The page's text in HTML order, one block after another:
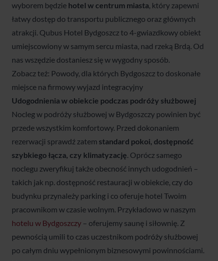
wyborem będzie hotel w centrum miasta, który zapewni
łatwy dostęp do transportu publicznego oraz głównych
atrakcji. Qubus Hotel Bydgoszcz to 4-gwiazdkowy obiekt
umiejscowiony w samym sercu miasta, nad rzeką Brdą. Od
nas wszędzie dostaniesz się w wygodny sposób.
Zobacz też: Powody, dla których Bydgoszcz to doskonałe
miejsce na firmowy wyjazd integracyjny
Udogodnienia w obiekcie podczas podróży służbowej
Nocleg w podróży służbowej w Bydgoszczy powinien być
przede wszystkim komfortowy. Przed dokonaniem
rezerwacji sprawdź zatem standard pokoi, dostępność
szybkiego łącza, czy klimatyzację. Oprócz samego
noclegu zweryfikuj także obecność innych udogodnień –
takich jak np. dostępność restauracji w obiekcie, czy do
budynku przynależy parking i co oferuje hotel Twoim
pracownikom w czasie wolnym. Przykładowo w naszym
hotelu w Bydgoszczy – oferujemy saunę i siłownię. Z
pewnością umili to czas uczestnikom podróży służbowej
po całym dniu wypełnionym biznesowymi powinnościami.